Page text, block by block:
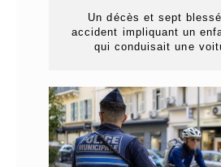
Un décès et sept
accident impliquant un
qui conduisait une